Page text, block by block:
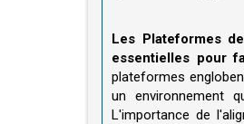
Les Plateformes
essentielles pour
plateformes
un environnement
L'importance de